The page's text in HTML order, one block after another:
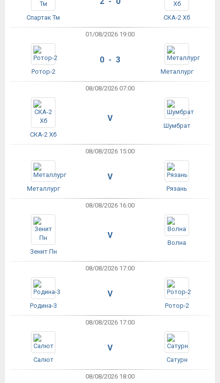
Спартак Тм СКА-2 Хб
01/08/2026 19:00
Ротор-2
0 - 3
Металлург
08/08/2026 07:00
СКА-2 Хб
V
Шумбрат
08/08/2026 15:00
Металлург
V
Рязань
08/08/2026 16:00
Зенит Пн
V
Волна
08/08/2026 17:00
Родина-3
V
Ротор-2
08/08/2026 17:00
Салют
V
Сатурн
08/08/2026 18:00